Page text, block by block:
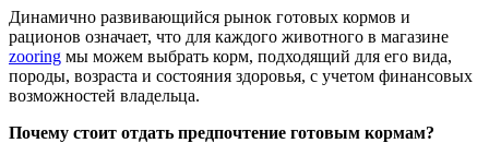
Динамично развивающийся рынок готовых кормов и
рационов означает, что для каждого животного в магазине
zooring мы можем выбрать корм, подходящий для его вида,
породы, возраста и состояния здоровья, с учетом финансовых
возможностей владельца.
Почему стоит отдать предпочтение готовым кормам?